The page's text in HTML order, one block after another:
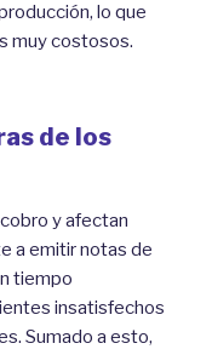
lo que
muy costosos.
de los
y afectan
a emitir notas de
tiempo
insatisfechos
Sumado a esto,